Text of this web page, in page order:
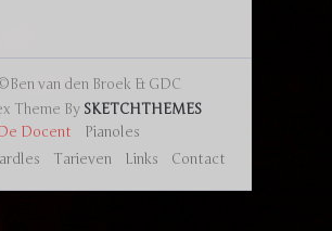
van den Broek & GDC
Theme By SKETCHTHEMES
Docent
Pianoles
Tarieven Links Contact